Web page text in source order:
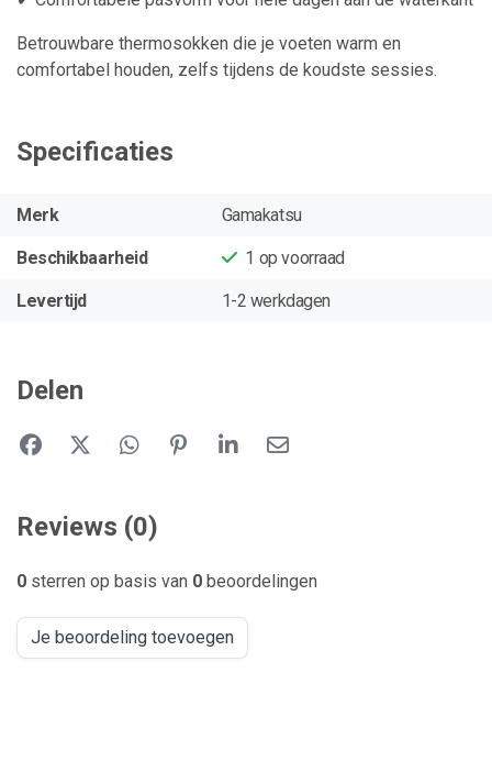
Betrouwbare thermosokken die je voeten warm en
comfortabel houden, zelfs tijdens de koudste sessies.
Specificaties
Merk Gamakatsu
Beschikbaarheid 1 op voorraad
Levertijd 1-2 werkdagen
Delen
Reviews (0)
0 sterren op basis van 0 beoordelingen
Je beoordeling toevoegen